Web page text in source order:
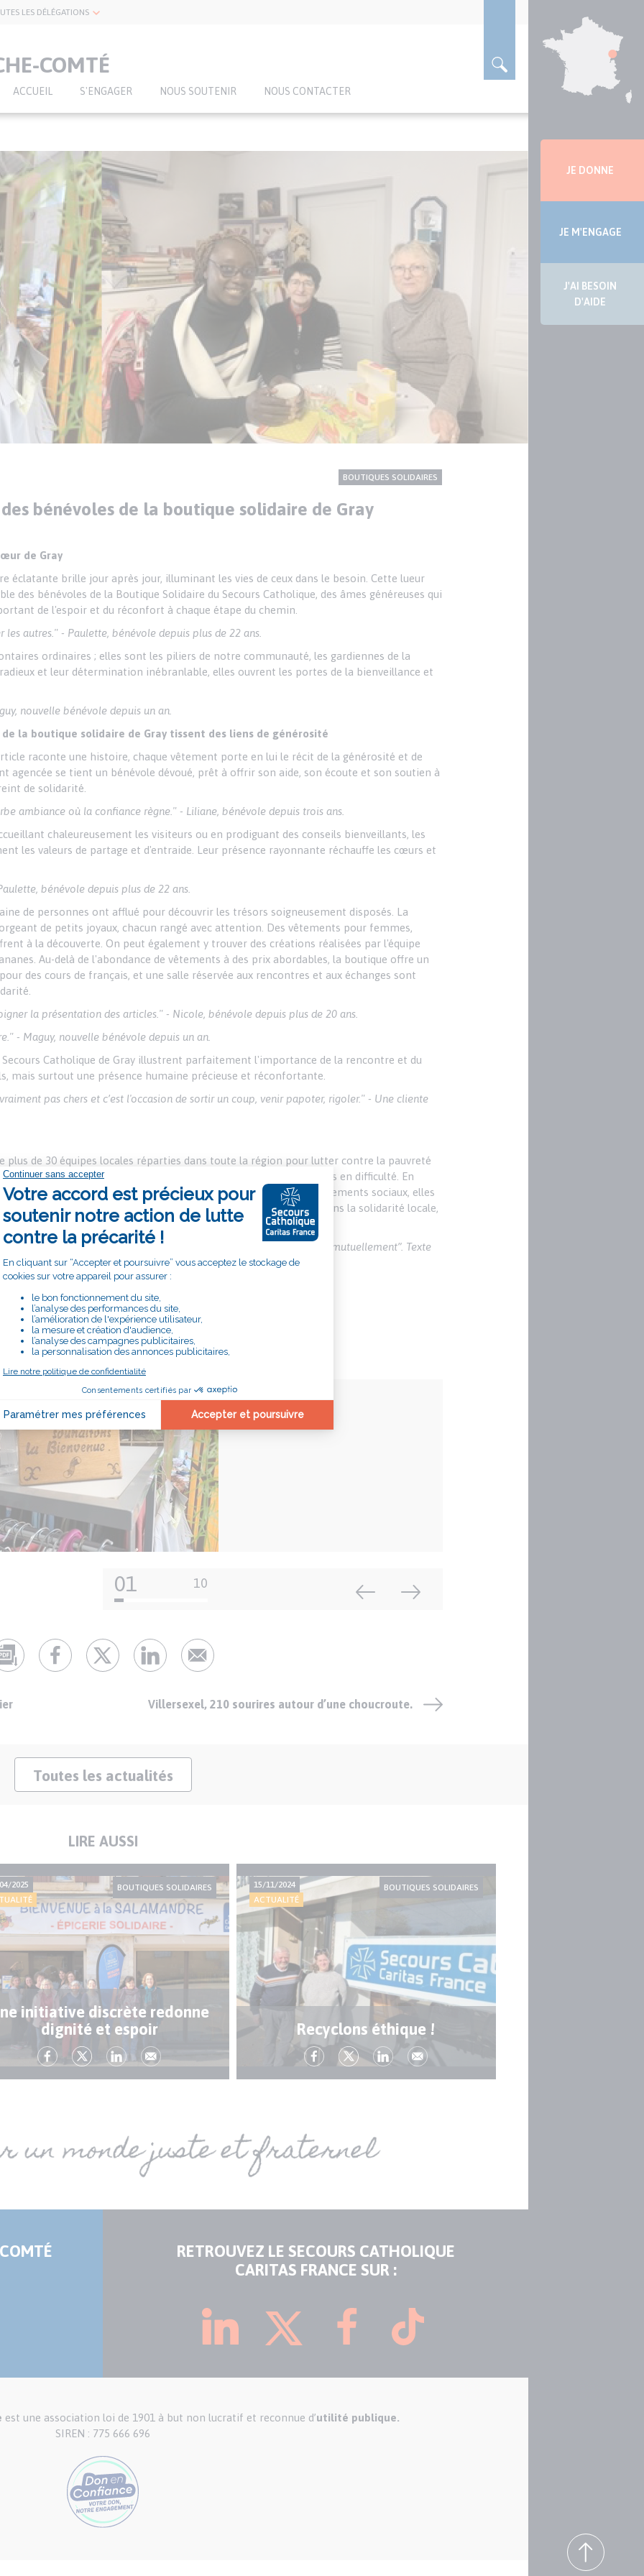
LES DÉLÉGATIONS
COMTÉ
ACCUEIL S'ENGAGER NOUS SOUTENIR NOUS CONTACTER
CONTENU
Thème
BOUTIQUES SOLIDAIRES
bénévoles de la boutique solidaire de Gray
de Gray
éclatante brille jour après jour, illuminant les vies de ceux dans le besoin. Cette lueur
des bénévoles de la Boutique Solidaire du Secours Catholique, des âmes généreuses qui
de l'espoir et du réconfort à chaque étape du chemin.
autres." - Paulette, bénévole depuis plus de 22 ans.
ordinaires ; elles sont les piliers de notre communauté, les gardiennes de la
et leur détermination inébranlable, elles ouvrent les portes de la bienveillance et
nouvelle bénévole depuis un an.
la boutique solidaire de Gray tissent des liens de générosité
raconte une histoire, chaque vêtement porte en lui le récit de la générosité et de
agencée se tient un bénévole dévoué, prêt à offrir son aide, son écoute et son soutien à
de solidarité.
ambiance où la confiance règne." - Liliane, bénévole depuis trois ans.
chaleureusement les visiteurs ou en prodiguant des conseils bienveillants, les
les valeurs de partage et d'entraide. Leur présence rayonnante réchauffe les cœurs et
bénévole depuis plus de 22 ans.
de personnes ont afflué pour découvrir les trésors soigneusement disposés. La
de petits joyaux, chacun rangé avec attention. Des vêtements pour femmes,
à la découverte. On peut également y trouver des créations réalisées par l'équipe
Au-delà de l'abondance de vêtements à des prix abordables, la boutique offre un
des cours de français, et une salle réservée aux rencontres et aux échanges sont
la présentation des articles." - Nicole, bénévole depuis plus de 20 ans.
- Maguy, nouvelle bénévole depuis un an.
Catholique de Gray illustrent parfaitement l'importance de la rencontre et du
mais surtout une présence humaine précieuse et réconfortante.
pas chers et c’est l'occasion de sortir un coup, venir papoter, rigoler." - Une cliente
plus de 30 équipes locales réparties dans toute la région pour lutter contre la pauvreté
dévoués, offrent un soutien concret et moral aux personnes en difficulté. En
alimentaires, des vestiaires solidaires et des accompagnements sociaux, elles
à leur engagement, les bénévoles jouent un rôle essentiel dans la solidarité locale,
chacun au travers de la rencontre.
la rencontre.Une vraie rencontre donne de l’énergie et nous enrichit mutuellement”. Texte
DE GRAY
01 10
Villersexel, 210 sourires autour d’une choucroute.
Toutes les actualités
LIRE AUSSI
2025
BOUTIQUES SOLIDAIRES
initiative discrète redonne
dignité et espoir
15/11/2024
ACTUALITÉ
BOUTIQUES SOLIDAIRES
Recyclons éthique !
Menu
latéraleJE DONNE
JE M'ENGAGE
J'AI BESOIN
D'AIDE
RETROUVEZ LE SECOURS CATHOLIQUE
CARITAS FRANCE SUR :
est une association loi de 1901 à but non lucratif et reconnue d’utilité publique.
SIREN : 775 666 696